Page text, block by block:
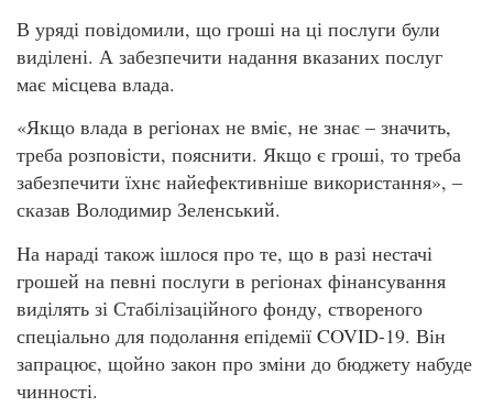
В уряді повідомили, що гроші на ці послуги були
виділені. А забезпечити надання вказаних послуг
має місцева влада.
«Якщо влада в регіонах не вміє, не знає – значить,
треба розповісти, пояснити. Якщо є гроші, то треба
забезпечити їхнє найефективніше використання», –
сказав Володимир Зеленський.
На нараді також ішлося про те, що в разі нестачі
грошей на певні послуги в регіонах фінансування
виділять зі Стабілізаційного фонду, створеного
спеціально для подолання епідемії COVID-19. Він
запрацює, щойно закон про зміни до бюджету набуде
чинності.